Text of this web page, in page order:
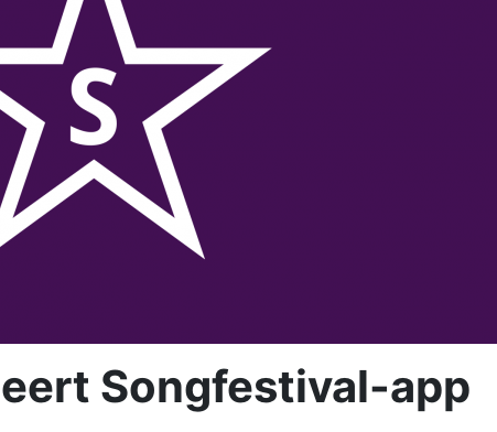
Songfestival-app